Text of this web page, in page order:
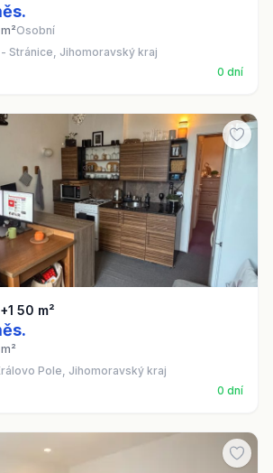
Osobní
Stránice, Jihomoravský kraj
0 dní
50 m²
Pole, Jihomoravský kraj
0 dní